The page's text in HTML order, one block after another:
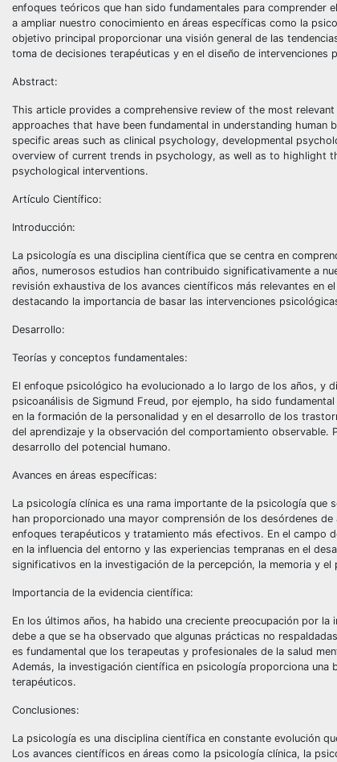
enfoques teóricos que han sido fundamentales para comprender
a ampliar nuestro conocimiento en áreas específicas como la
objetivo principal proporcionar una visión general de las
toma de decisiones terapéuticas y en el diseño de intervenciones
Abstract:
This article provides a comprehensive review of the most
approaches that have been fundamental in understanding
specific areas such as clinical psychology, developmental
overview of current trends in psychology, as well as to highlight
psychological interventions.
Artículo Científico:
Introducción:
La psicología es una disciplina científica que se centra en
años, numerosos estudios han contribuido significativamente a
revisión exhaustiva de los avances científicos más relevantes en
destacando la importancia de basar las intervenciones
Desarrollo:
Teorías y conceptos fundamentales:
El enfoque psicológico ha evolucionado a lo largo de los años, y
psicoanálisis de Sigmund Freud, por ejemplo, ha sido
en la formación de la personalidad y en el desarrollo de los
del aprendizaje y la observación del comportamiento
desarrollo del potencial humano.
Avances en áreas específicas:
La psicología clínica es una rama importante de la psicología
han proporcionado una mayor comprensión de los desórdenes
enfoques terapéuticos y tratamiento más efectivos. En el campo
en la influencia del entorno y las experiencias tempranas en el
significativos en la investigación de la percepción, la memoria y
Importancia de la evidencia científica:
En los últimos años, ha habido una creciente preocupación por
debe a que se ha observado que algunas prácticas no
es fundamental que los terapeutas y profesionales de la salud
Además, la investigación científica en psicología proporciona
terapéuticos.
Conclusiones:
La psicología es una disciplina científica en constante evolución
Los avances científicos en áreas como la psicología clínica, la